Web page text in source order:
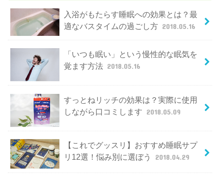
入浴がもたらす睡眠への効果とは？最
適なバスタイムの過ごし方 2018.05.16
「いつも眠い」という慢性的な眠気を
覚ます方法 2018.05.16
すっとねリッチの効果は？実際に使用
しながら口コミします 2018.05.09
【これでグッスリ】おすすめ睡眠サプ
リ12選！悩み別に選ぼう
2018.04.29